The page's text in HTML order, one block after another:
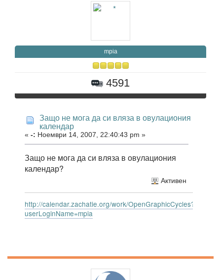
mpia
4591
Защо не мога да си вляза в овулациония
календар
« -: Ноември 14, 2007, 22:40:43 pm »
Защо не мога да си вляза в овулациония
календар?
Активен
http://calendar.zachatie.org/work/OpenGraphicCycles?
userLoginName=mpia